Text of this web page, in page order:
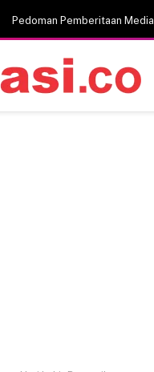
Pedoman Pemberitaan